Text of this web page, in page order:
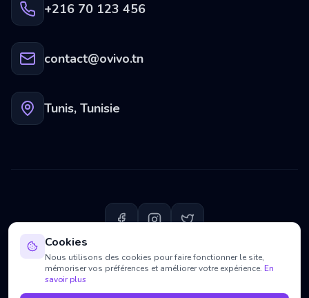
+216 70 123 456
contact@ovivo.tn
Tunis, Tunisie
© 2026OVIVOFAIT AVEC❤️PARPIQBIT
Cookies
Nous utilisons des cookies pour faire fonctionner le site,
mémoriser vos préférences et améliorer votre expérience. En
savoir plus